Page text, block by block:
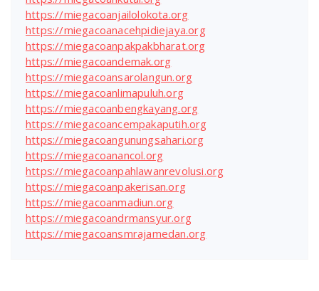
https://miegacoanjailolokota.org
https://miegacoanacehpidiejaya.org
https://miegacoanpakpakbharat.org
https://miegacoandemak.org
https://miegacoansarolangun.org
https://miegacoanlimapuluh.org
https://miegacoanbengkayang.org
https://miegacoancempakaputih.org
https://miegacoangunungsahari.org
https://miegacoanancol.org
https://miegacoanpahlawanrevolusi.org
https://miegacoanpakerisan.org
https://miegacoanmadiun.org
https://miegacoandrmansyur.org
https://miegacoansmrajamedan.org